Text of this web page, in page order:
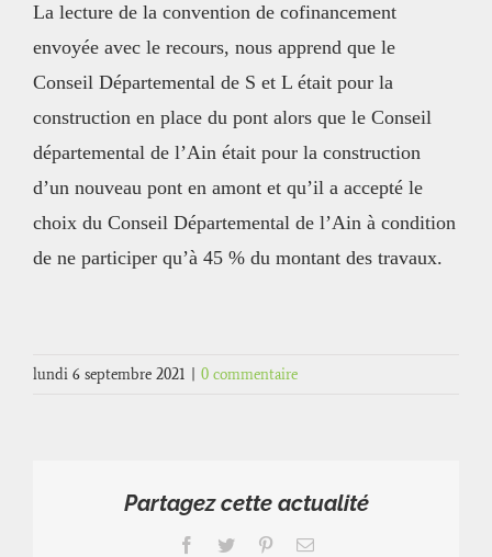
La lecture de la convention de cofinancement
envoyée avec le recours, nous apprend que le
Conseil Départemental de S et L était pour la
construction en place du pont alors que le Conseil
départemental de l’Ain était pour la construction
d’un nouveau pont en amont et qu’il a accepté le
choix du Conseil Départemental de l’Ain à condition
de ne participer qu’à 45 % du montant des travaux.
lundi 6 septembre 2021 0 commentaire
Partagez cette actualité
Facebook
Twitter PinterestEmail